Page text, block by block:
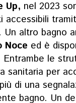
Up, nel 2023
accessibili
altro bagno
Noce ed è
Entrambe le
sanitaria per
di una
bagno. Un